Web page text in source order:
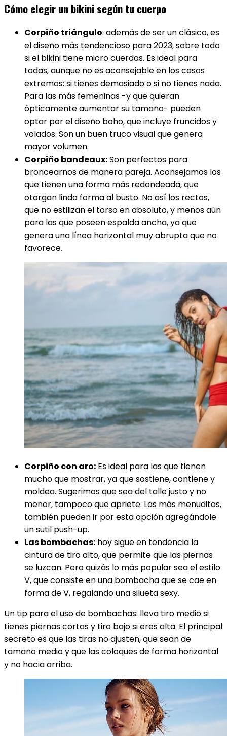
Cómo elegir un bikini según tu cuerpo
Corpiño triángulo: además de ser un clásico, es
el diseño más tendencioso para 2023, sobre todo
si el bikini tiene micro cuerdas. Es ideal para
todas, aunque no es aconsejable en los casos
extremos: si tienes demasiado o si no tienes nada.
Para las más femeninas -y que quieran
ópticamente aumentar su tamaño- pueden
optar por el diseño boho, que incluye fruncidos y
volados. Son un buen truco visual que genera
mayor volumen.
Corpiño bandeaux:Son perfectos para
broncearnos de manera pareja. Aconsejamos los
que tienen una forma más redondeada, que
otorgan linda forma al busto. No así los rectos,
que no estilizan el torso en absoluto, y menos aún
para las que poseen espalda ancha, ya que
genera una línea horizontal muy abrupta que no
favorece.
Corpiño con aro: Es ideal para las que tienen
mucho que mostrar, ya que sostiene, contiene y
moldea. Sugerimos que sea del talle justo y no
menor, tampoco que apriete. Las más menuditas,
también pueden ir por esta opción agregándole
un sutil push-up.
Las bombachas: hoy sigue en tendencia la
cintura de tiro alto, que permite que las piernas
se luzcan. Pero quizás lo más popular sea el estilo
V, que consiste en una bombacha que se cae en
forma de V, regalando una silueta sexy.
Un tip para el uso de bombachas: lleva tiro medio si
tienes piernas cortas y tiro bajo si eres alta. El principal
secreto es que las tiras no ajusten, que sean de
tamaño medio y que las coloques de forma horizontal
y no hacia arriba.